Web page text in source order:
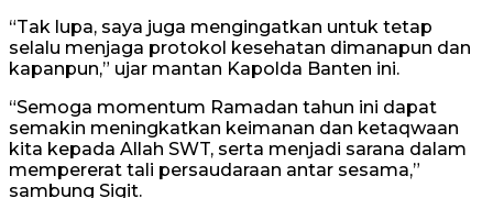
“Tak lupa, saya juga mengingatkan untuk tetap
selalu menjaga protokol kesehatan dimanapun dan
kapanpun,” ujar mantan Kapolda Banten ini.
“Semoga momentum Ramadan tahun ini dapat
semakin meningkatkan keimanan dan ketaqwaan
kita kepada Allah SWT, serta menjadi sarana dalam
mempererat tali persaudaraan antar sesama,”
sambung Sigit.